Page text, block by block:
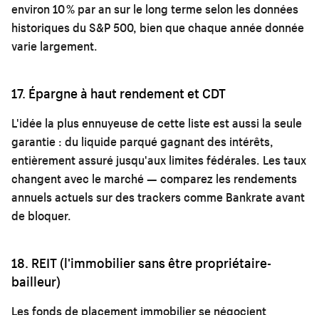
environ 10 % par an sur le long terme selon les données
historiques du S&P 500, bien que chaque année donnée
varie largement.
17. Épargne à haut rendement et CDT
L'idée la plus ennuyeuse de cette liste est aussi la seule
garantie : du liquide parqué gagnant des intérêts,
entièrement assuré jusqu'aux limites fédérales. Les taux
changent avec le marché — comparez les rendements
annuels actuels sur des trackers comme Bankrate avant
de bloquer.
18. REIT (l'immobilier sans être propriétaire-
bailleur)
Les fonds de placement immobilier se négocient